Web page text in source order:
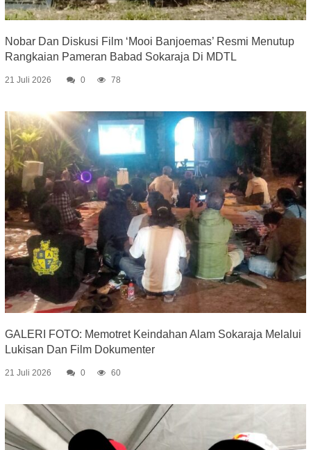
Nobar Dan Diskusi Film ‘Mooi Banjoemas’ Resmi Menutup
Rangkaian Pameran Babad Sokaraja Di MDTL
21 Juli 2026 0 78
GALERI FOTO: Memotret Keindahan Alam Sokaraja Melalui
Lukisan Dan Film Dokumenter
21 Juli 2026 0 60